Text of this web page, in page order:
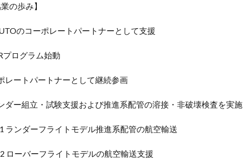
の歩み】
ーポレートパートナーとして支援
グラム始動
パートナーとして継続参画
組立・試験支援および推進系配管の溶接・非破壊検査を実施
ライトモデル推進系配管の航空輸送
ーフライトモデルの航空輸送支援